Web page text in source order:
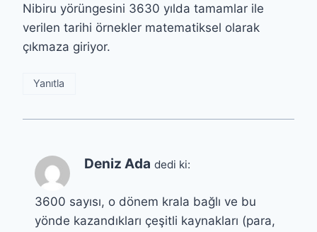
Nibiru yörüngesini 3630 yılda tamamlar ile
verilen tarihi örnekler matematiksel olarak
çıkmaza giriyor.
Yanıtla
Deniz Ada dedi ki:
3600 sayısı, o dönem krala bağlı ve bu
yönde kazandıkları çeşitli kaynakları (para,